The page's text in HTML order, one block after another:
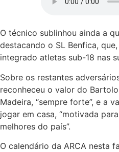
O técnico sublinhou ainda a
destacando o SL Benfica,
integrado atletas sub-18 nas
Sobre os restantes
reconheceu o valor do
Madeira, “sempre forte”, e a
jogar em casa, “motivada
melhores do país”.
O calendário da ARCA nesta